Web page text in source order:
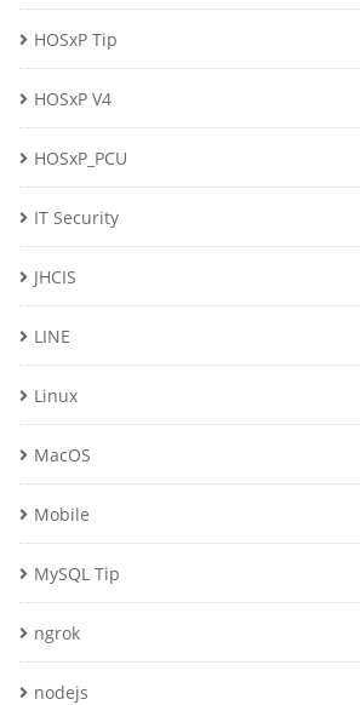
HOSxP Tip
HOSxP V4
HOSxP_PCU
IT Security
JHCIS
LINE
Linux
MacOS
Mobile
MySQL Tip
ngrok
nodejs